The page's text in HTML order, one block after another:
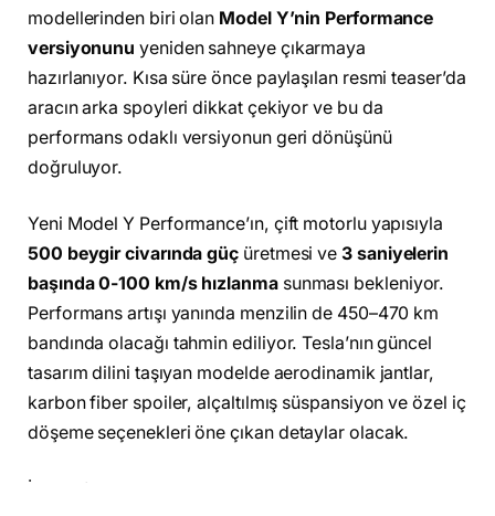
modellerinden biri olan Model Y’nin Performance
versiyonunu yeniden sahneye çıkarmaya
hazırlanıyor. Kısa süre önce paylaşılan resmi teaser’da
aracın arka spoyleri dikkat çekiyor ve bu da
performans odaklı versiyonun geri dönüşünü
doğruluyor.
Yeni Model Y Performance’ın, çift motorlu yapısıyla
500 beygir civarında güç üretmesi ve3 saniyelerin
başında 0-100 km/s hızlanmasunması bekleniyor.
Performans artışı yanında menzilin de 450–470 km
bandında olacağı tahmin ediliyor. Tesla’nın güncel
tasarım dilini taşıyan modelde aerodinamik jantlar,
karbon fiber spoiler, alçaltılmış süspansiyon ve özel iç
döşeme seçenekleri öne çıkan detaylar olacak.
İç mekânda ise Tesla’nın son nesil donanımlarıyla